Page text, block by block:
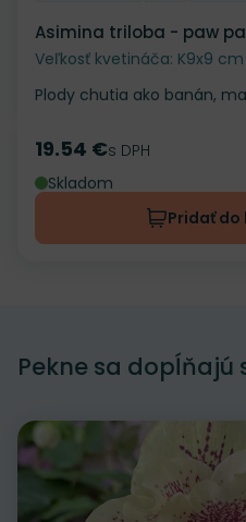
Asimina triloba - paw
Veľkosť kvetináča: K9x9 cm
Plody chutia ako banán,
Cena
19.54 €s DPH
Skladom
Pridať do
Pekne sa dopĺňajú